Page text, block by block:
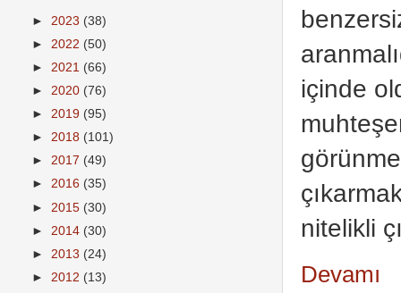
içinde
nitelikli
Devamı
► 2023 (38)
► 2022 (50)
► 2021 (66)
► 2020 (76)
► 2019 (95)
► 2018 (101)
► 2017 (49)
► 2016 (35)
► 2015 (30)
► 2014 (30)
► 2013 (24)
► 2012 (13)